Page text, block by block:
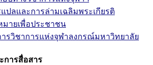
ปลและการล่ามเฉลิมพระเกียรติ
ายเพื่อประชาชน
รวิชาการแห่งจุฬาลงกรณ์มหาวิทยาลัย
การสื่อสาร